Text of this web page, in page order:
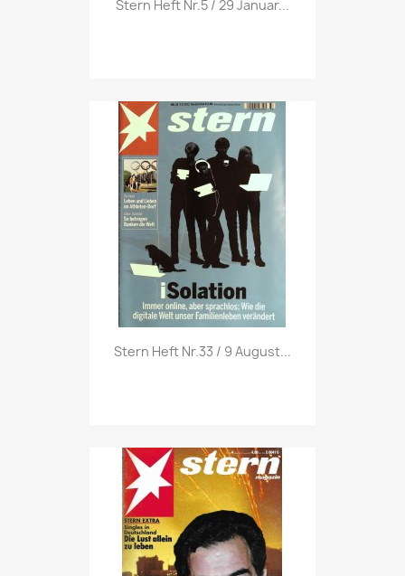
Stern Heft Nr.5 / 29 Januar...
Vorschau
Stern Heft Nr.33 / 9 August...